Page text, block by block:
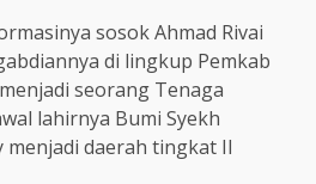
sosok Ahmad Rivai
di lingkup Pemkab
seorang Tenaga
lahirnya Bumi Syekh
menjadi daerah tingkat II